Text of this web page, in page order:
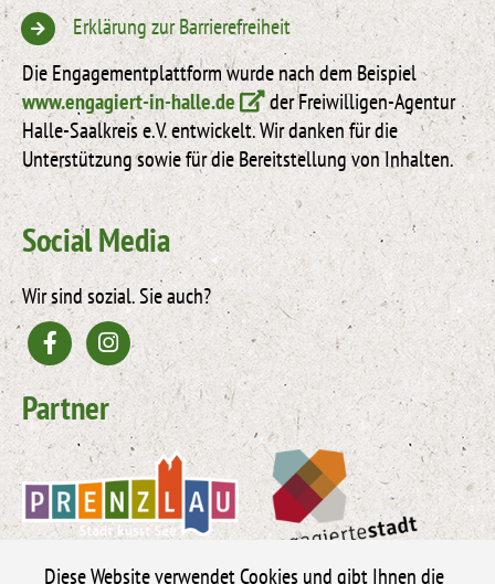
Diese Website verwendet Cookies und gibt Ihnen die
Erklärung zur Barrierefreiheit
Die Engagementplattform wurde nach dem Beispiel
www.engagiert-in-halle.de
der Freiwilligen-Agentur
Halle-Saalkreis e.V. entwickelt. Wir danken für die
Unterstützung sowie für die Bereitstellung von Inhalten.
Social Media
Wir sind sozial. Sie auch?
Partner